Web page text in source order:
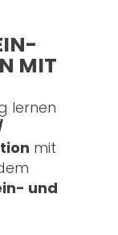
MIT
lernen
mit
und